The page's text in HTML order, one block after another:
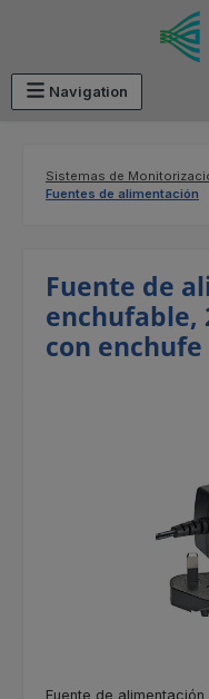
Saltar al contenido principal
Navigation
Sistemas de
Fuentes de alimentación
Fuente de
enchufable,
con enchufe
Fuente de